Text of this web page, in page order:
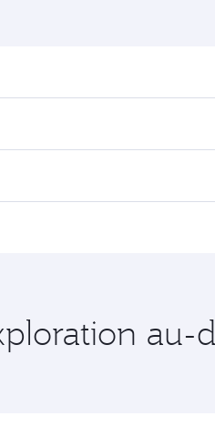
d'accueil pour trouver les
destinations via Doha,
Sur les vols opérés par